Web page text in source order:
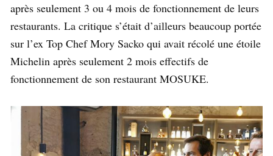
après seulement 3 ou 4 mois de fonctionnement de leurs
restaurants. La critique s’était d’ailleurs beaucoup portée
sur l’ex Top Chef Mory Sacko qui avait récolé une étoile
Michelin après seulement 2 mois effectifs de
fonctionnement de son restaurant MOSUKE.